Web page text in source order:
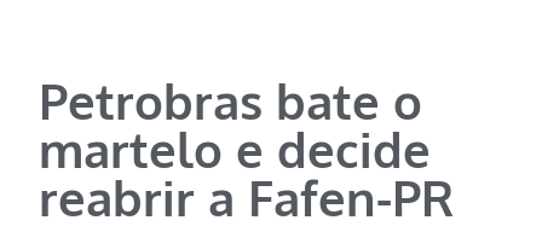
Petrobras bate o
martelo e decide
reabrir a Fafen-PR